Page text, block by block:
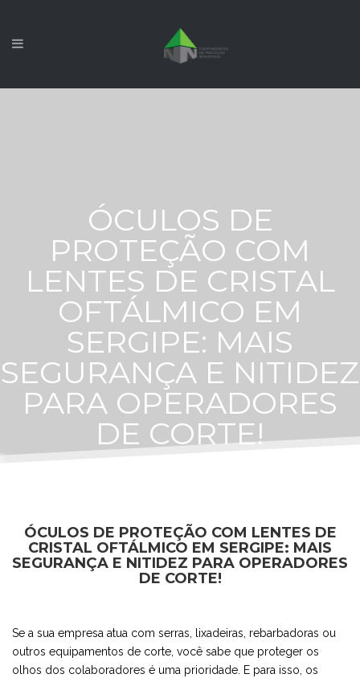
ÓCULOS DE
PROTEÇÃO COM
LENTES DE CRISTAL
OFTÁLMICO EM
SERGIPE: MAIS
SEGURANÇA E NITIDEZ
PARA OPERADORES
DE CORTE!
ÓCULOS DE PROTEÇÃO COM LENTES DE
CRISTAL OFTÁLMICO EM SERGIPE: MAIS
SEGURANÇA E NITIDEZ PARA OPERADORES
DE CORTE!
Se a sua empresa atua com serras, lixadeiras, rebarbadoras ou
outros equipamentos de corte, você sabe que proteger os
olhos dos colaboradores é uma prioridade. E para isso, os